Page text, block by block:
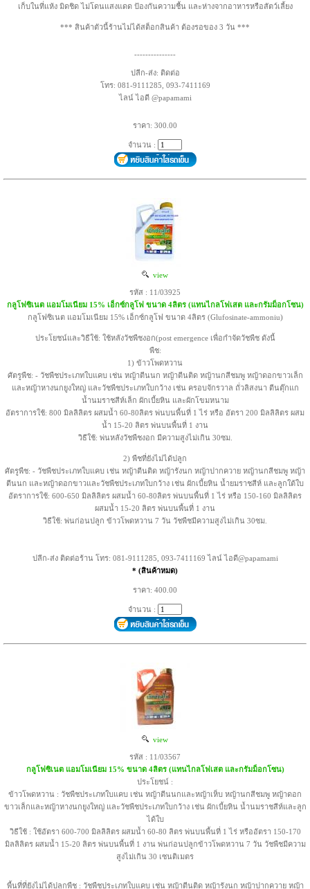
เก็บในที่แห้ง มิดชิด ไม่โดนแสงแดด ป้องกันความชื้น และห่างจากอาหารหรือสัตว์เลี้ยง
*** สินค้าตัวนี้ร้านไม่ได้สต็อกสินค้า ต้องรอของ 3 วัน ***
---------------
ปลีก-ส่ง: ติดต่อ
โทร: 081-9111285, 093-7411169
ไลน์ ไอดี @papamami
ราคา: 300.00
จำนวน :
view
รหัส : 11/03925
กลูโฟซิเนต แอมโมเนียม 15% เอ็กซ์กลูโฟ ขนาด 4ลิตร (แทนไกลโฟเสต และกรัมม็อกโซน)
กลูโฟซิเนต แอมโมเนียม 15% เอ็กซ์กลูโฟ ขนาด 4ลิตร (Glufosinate-ammoniu)
ประโยชน์และวิธีใช้: ใช้หลังวัชพืชงอก(post emergence เพื่อกำจัดวัชพืช ดังนี้
พืช:
1) ข้าวโพดหวาน
ศัตรูพืช: - วัชพืชประเภทใบแคบ เช่น หญ้าตีนนก หญ้าตีนติด หญ้านกสีชมพู หญ้าดอกขาวเล็ก
และหญ้าหางนกยูงใหญ่ และวัชพืชประเภทใบกว้าง เช่น ครอบจักรวาล ถั่วลิสงนา ตีนตุ๊กแก
น้ำนมราชสีห์เล็ก ผักเบี้ยหิน และผักโขมหนาม
อัตราการใช้: 800 มิลลิลิตร ผสมน้ำ 60-80ลิตร พ่นบนพื้นที่ 1 ไร่ หรือ อัตรา 200 มิลลิลิตร ผสม
น้ำ 15-20 ลิตร พ่นบนพื้นที่ 1 งาน
วิธีใช้: พ่นหลังวัชพืชงอก มีความสูงไม่เกิน 30ซม.
2) พืชที่ยังไม่ได้ปลูก
ศัตรูพืช: - วัชพืชประเภทใบแคบ เช่น หญ้าตีนติด หญ้ารังนก หญ้าปากควาย หญ้านกสีชมพู หญ้า
ตีนนก และหญ้าดอกขาวและวัชพืชประเภทใบกว้าง เช่น ผักเบี้ยหิน น้ำยมราชสีห์ และลูกใต้ใบ
อัตราการใช้: 600-650 มิลลิลิตร ผสมน้ำ 60-80ลิตร พ่นบนพื้นที่ 1 ไร่ หรือ 150-160 มิลลิลิตร
ผสมน้ำ 15-20 ลิตร พ่นบนพื้นที่ 1 งาน
วิธีใช้: พ่นก่อนปลูก ข้าวโพดหวาน 7 วัน วัชพืชมีความสูงไม่เกิน 30ซม.
ปลีก-ส่ง ติดต่อร้าน โทร: 081-9111285, 093-7411169 ไลน์ ไอดี@papamami
* (สินค้าหมด)
ราคา: 400.00
จำนวน :
view
รหัส : 11/03567
กลูโฟซิเนต แอมโมเนียม 15% ขนาด 4ลิตร (แทนไกลโฟเสต และกรัมม็อกโซน)
ประโยชน์ :
ข้าวโพดหวาน : วัชพืชประเภทใบแคบ เช่น หญ้าตีนนกและหญ้าเห็บ หญ้านกสีชมพู หญ้าดอก
ขาวเล็กและหญ้าหางนกยูงใหญ่ และวัชพืชประเภทใบกว้าง เช่น ผักเบี้ยหิน น้ำนมราชสีห์และลูก
ได้ใบ
วิธีใช้ : ใช้อัตรา 600-700 มิลลิลิตร ผสมน้ำ 60-80 ลิตร พ่นบนพื้นที่ 1 ไร่ หรืออัตรา 150-170
มิลลิลิตร ผสมน้ำ 15-20 ลิตร พ่นบนพื้นที่ 1 งาน พ่นก่อนปลูกข้าวโพดหวาน 7 วัน วัชพืชมีความ
สูงไม่เกิน 30 เซนติเมตร
พื้นที่ที่ยังไม่ได้ปลูกพืช : วัชพืชประเภทใบแคบ เช่น หญ้าตีนติด หญ้ารังนก หญ้าปากควาย หญ้า